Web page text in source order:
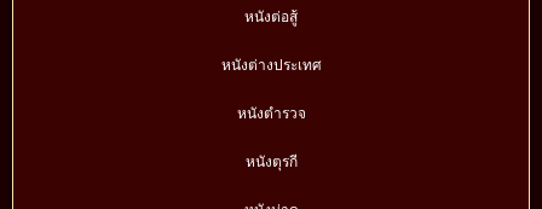
หนังต่อสู้
หนังต่างประเทศ
หนังตำรวจ
หนังตุรกี